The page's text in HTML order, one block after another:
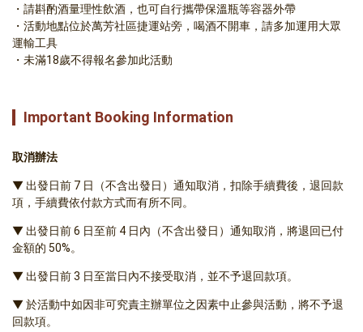
請斟酌酒量理性飲酒，也可自行攜帶保溫瓶等容器外帶
活動地點位於萬芳社區捷運站旁，喝酒不開車，請多加運用大眾
運輸工具
未滿18歲不得報名參加此活動
Important Booking Information
取消辦法
▼ 出發日前 7 日（不含出發日）通知取消，扣除手續費後，退回款
項，手續費依付款方式而有所不同。
▼ 出發日前 6 日至前 4 日內（不含出發日）通知取消，將退回已付
金額的 50%。
▼ 出發日前 3 日至當日內不接受取消，並不予退回款項。
▼ 於活動中如因非可究責主辦單位之因素中止參與活動，將不予退
回款項。